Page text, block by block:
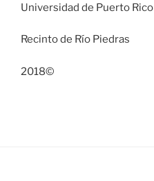
Universidad de Puerto Rico
Recinto de Río Piedras
2018©